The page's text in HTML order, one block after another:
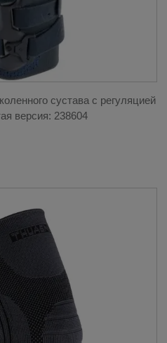
сустава с регуляцией
версия: 238604